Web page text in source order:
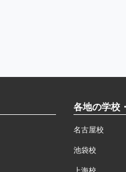
各地の学校
名古屋校
池袋校